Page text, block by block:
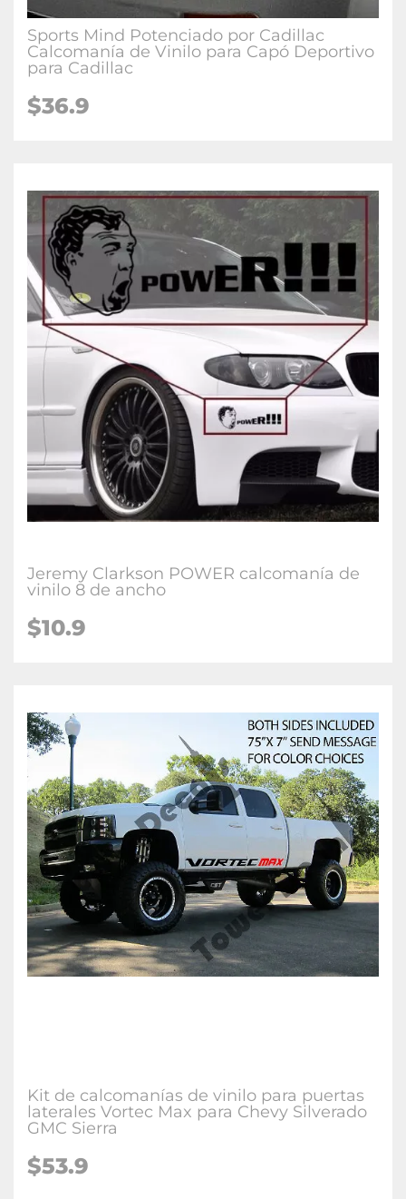
Sports Mind Potenciado por Cadillac
Calcomanía de Vinilo para Capó Deportivo
para Cadillac
$36.9
Jeremy Clarkson POWER calcomanía de
vinilo 8 de ancho
$10.9
Kit de calcomanías de vinilo para puertas
laterales Vortec Max para Chevy Silverado
GMC Sierra
$53.9